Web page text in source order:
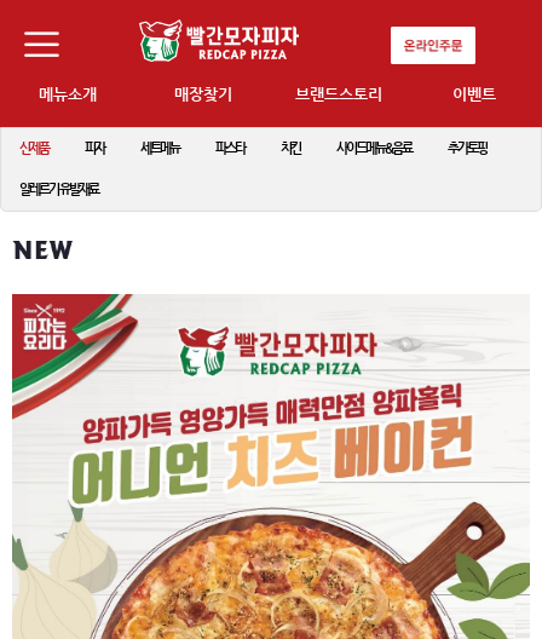
메뉴소개
신제품 피자 세트메뉴 파스타 치킨 사이드메뉴&음료 추가토핑
알레르기 유발재료
매장찾기 브랜드스토리 이벤트